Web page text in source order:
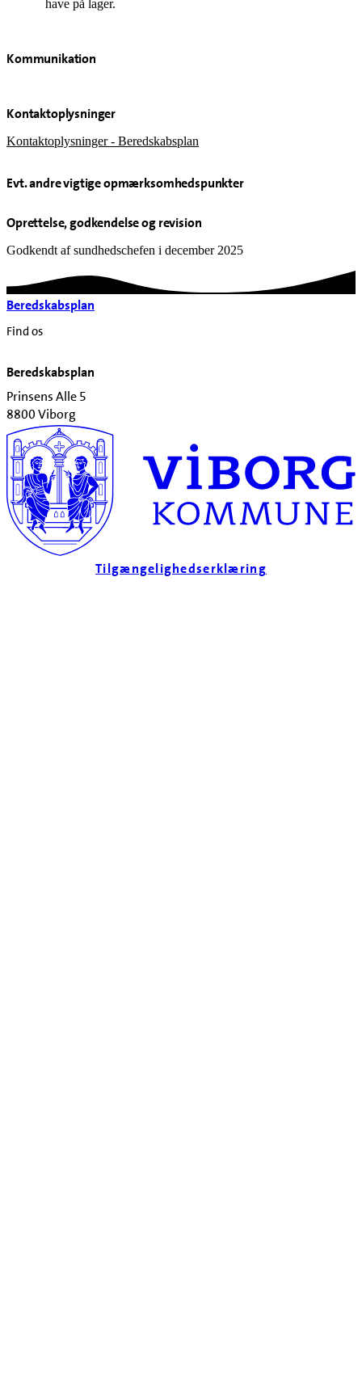
have på lager.
Kommunikation
Kontaktoplysninger
Kontaktoplysninger - Beredskabsplan
Evt. andre vigtige opmærksomhedspunkter
Oprettelse, godkendelse og revision
Godkendt af sundhedschefen i december 2025
Beredskabsplan
Find os
Beredskabsplan
Prinsens Alle 5
8800 Viborg
Tilgængelighedserklæring